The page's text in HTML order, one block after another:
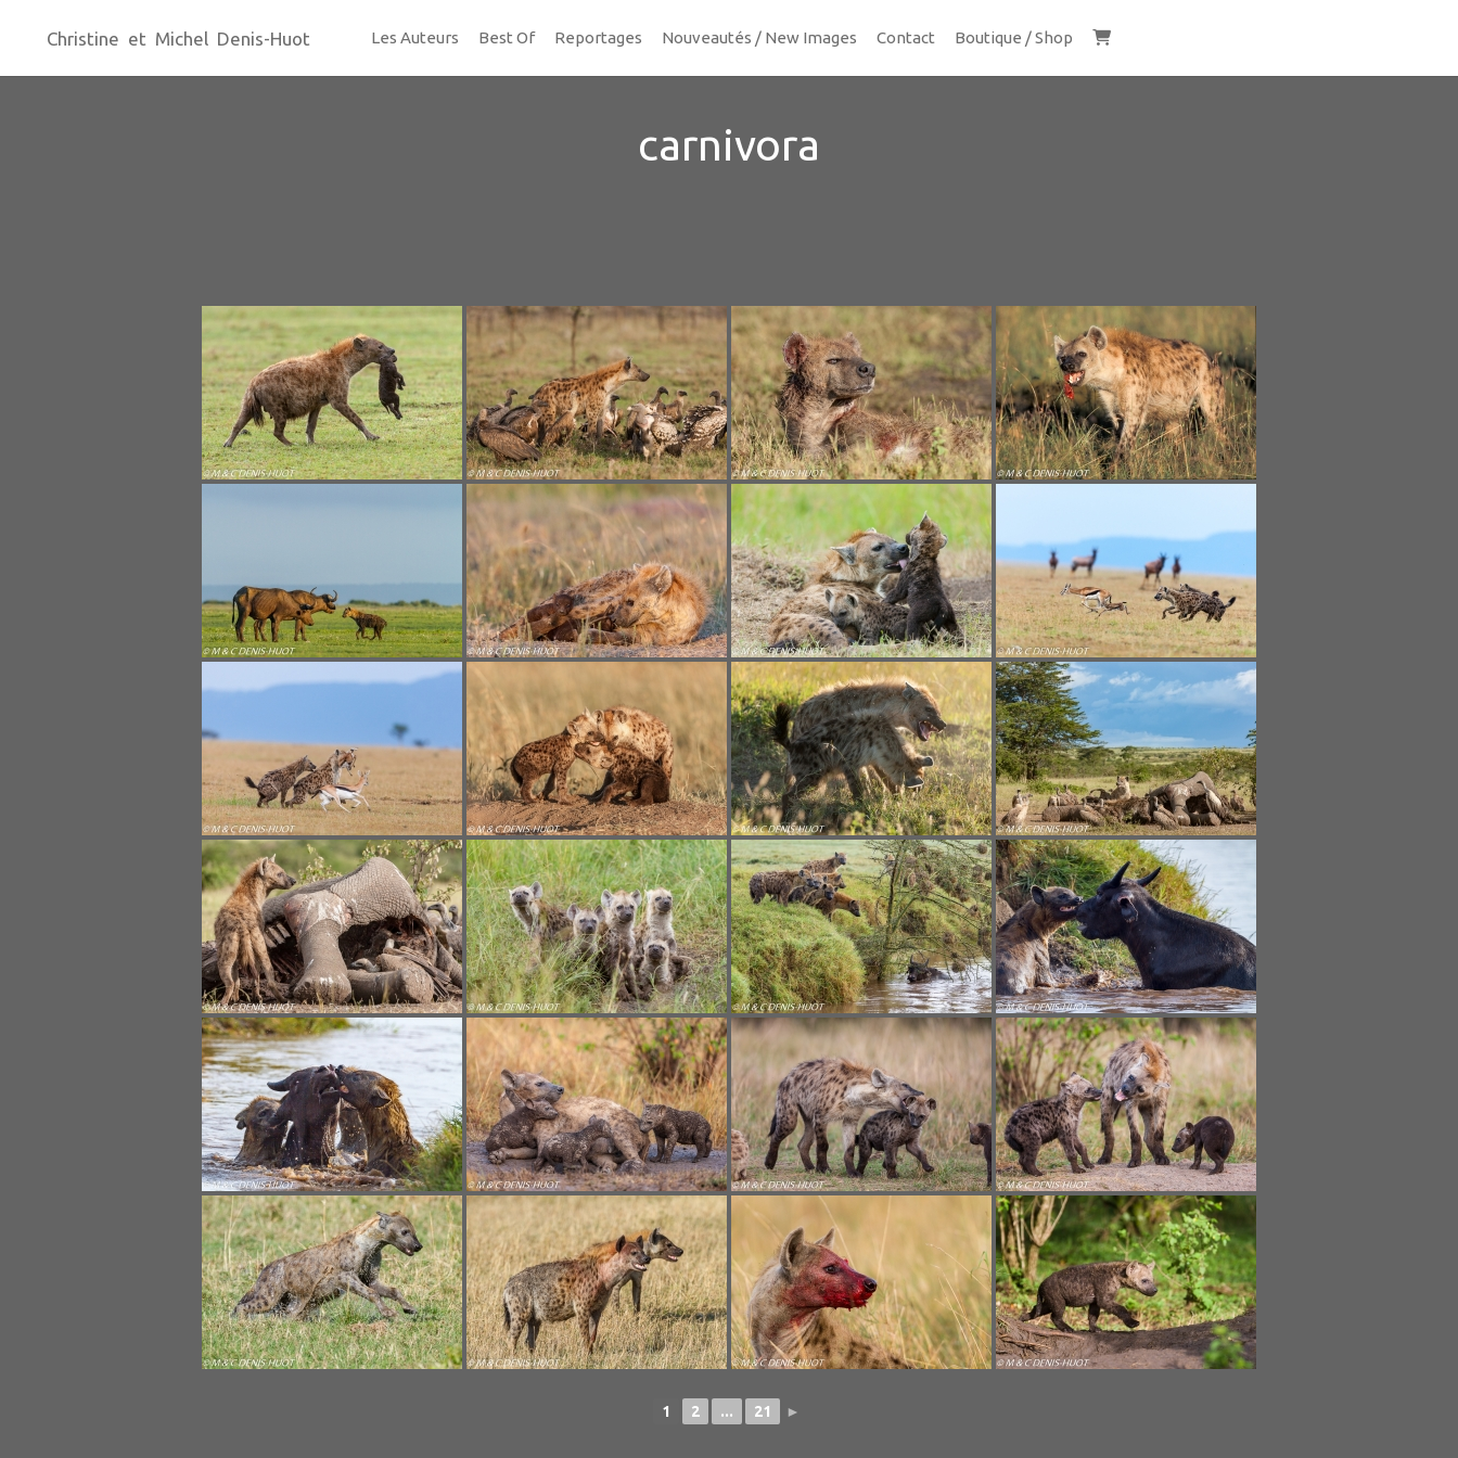
Christine et Michel Denis-Huot Les Auteurs Best Of Reportages Nouveautés / New Images Contact Boutique / Shop
carnivora
1 2 ... 21 ►